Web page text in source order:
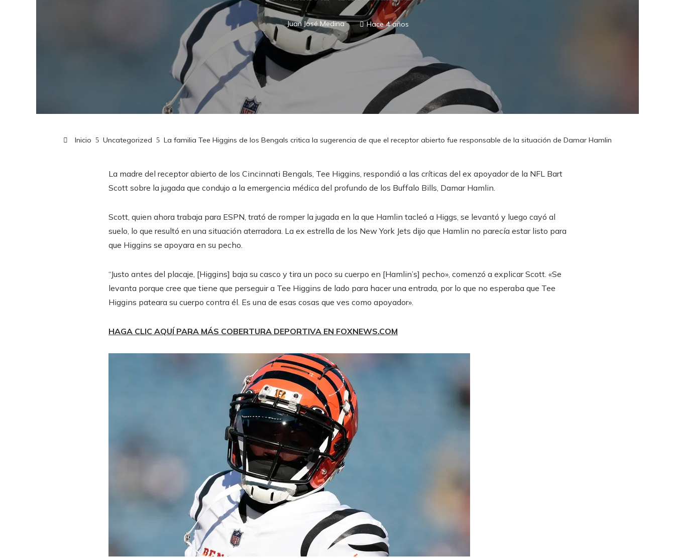
Juan José Medina Hace 4 años
Inicio Uncategorized La familia Tee Higgins de los Bengals critica la sugerencia de que el receptor abierto fue responsable de la situación de Damar Hamlin
La madre del receptor abierto de los Cincinnati Bengals, Tee Higgins, respondió a las críticas del ex apoyador de la NFL Bart
Scott sobre la jugada que condujo a la emergencia médica del profundo de los Buffalo Bills, Damar Hamlin.
Scott, quien ahora trabaja para ESPN, trató de romper la jugada en la que Hamlin tacleó a Higgs, se levantó y luego cayó al
suelo, lo que resultó en una situación aterradora. La ex estrella de los New York Jets dijo que Hamlin no parecía estar listo para
que Higgins se apoyara en su pecho.
“Justo antes del placaje, [Higgins] baja su casco y tira un poco su cuerpo en [Hamlin’s] pecho», comenzó a explicar Scott. «Se
levanta porque cree que tiene que perseguir a Tee Higgins de lado para hacer una entrada, por lo que no esperaba que Tee
Higgins pateara su cuerpo contra él. Es una de esas cosas que ves como apoyador».
HAGA CLIC AQUÍ PARA MÁS COBERTURA DEPORTIVA EN FOXNEWS.COM